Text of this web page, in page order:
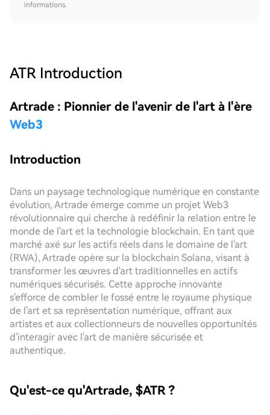
informations.
ATR Introduction
Artrade : Pionnier de l'avenir de l'art à l'ère
Web3
Introduction
Dans un paysage technologique numérique en constante
évolution, Artrade émerge comme un projet Web3
révolutionnaire qui cherche à redéfinir la relation entre le
monde de l'art et la technologie blockchain. En tant que
marché axé sur les actifs réels dans le domaine de l'art
(RWA), Artrade opère sur la blockchain Solana, visant à
transformer les œuvres d'art traditionnelles en actifs
numériques sécurisés. Cette approche innovante
s'efforce de combler le fossé entre le royaume physique
de l'art et sa représentation numérique, offrant aux
artistes et aux collectionneurs de nouvelles opportunités
d'interagir avec l'art de manière sécurisée et
authentique.
Qu'est-ce qu'Artrade, $ATR ?